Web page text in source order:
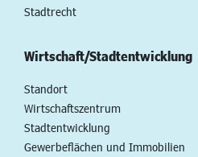
Stadtrecht
Wirtschaft/Stadtentwicklung
Standort
Wirtschaftszentrum
Stadtentwicklung
Gewerbeflächen und Immobilien